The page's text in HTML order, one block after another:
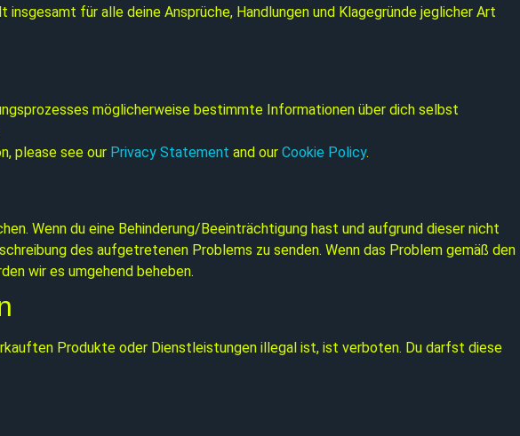
für alle deine Ansprüche, Handlungen und Klagegründe jeglicher Art
möglicherweise bestimmte Informationen über dich selbst
please see our Privacy Statement and our Cookie Policy.
Wenn du eine Behinderung/Beeinträchtigung hast und aufgrund dieser nicht
des aufgetretenen Problems zu senden. Wenn das Problem gemäß den
wir es umgehend beheben.
Produkte oder Dienstleistungen illegal ist, ist verboten. Du darfst diese